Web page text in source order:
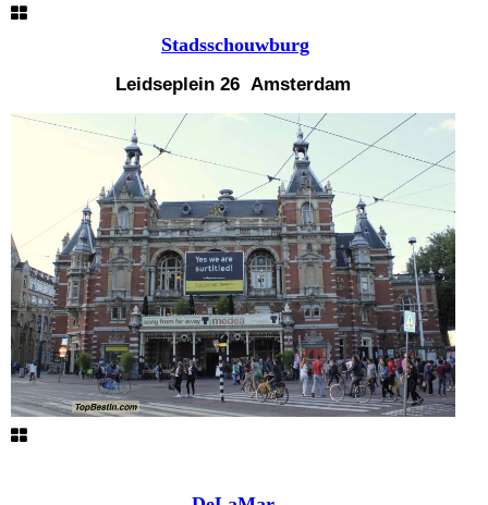
Stadsschouwburg
Leidseplein 26 Amsterdam